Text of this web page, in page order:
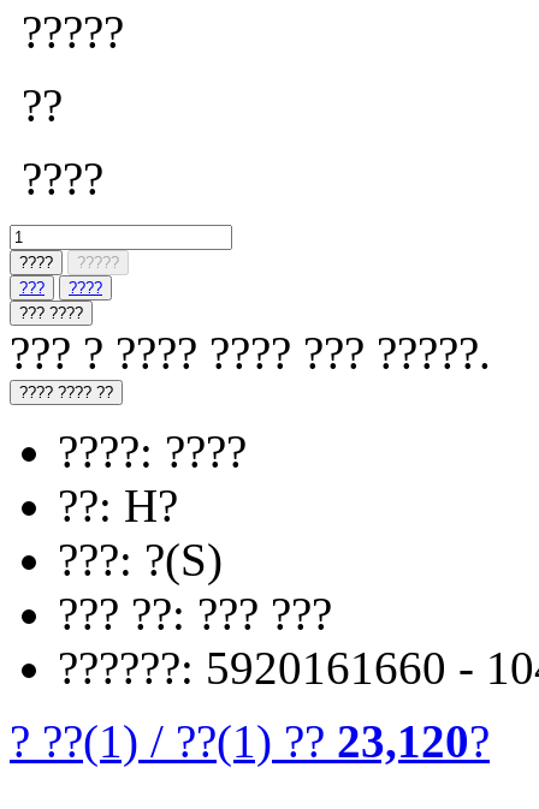
?????
??
????
????
?????
???
????
??? ????
??? ? ???? ???? ??? ?????.
???? ???? ??
????: ????
??: H?
???: ?(S)
??? ??: ??? ???
??????: 5920161660 -
? ??(1) / ??(1) ?? 23,120?